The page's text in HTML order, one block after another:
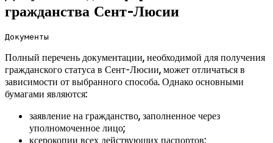
гражданства Сент-Люсии
Документы
Полный перечень документации, необходимой для получения
гражданского статуса в Сент-Люсии, может отличаться в
зависимости от выбранного способа. Однако основными
бумагами являются:
заявление на гражданство, заполненное через
уполномоченное лицо;
ксерокопии всех действующих паспортов;